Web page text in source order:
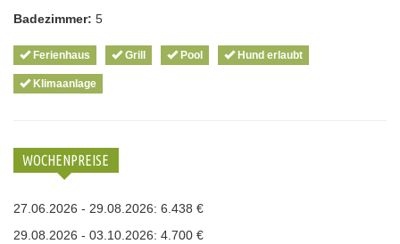
Badezimmer: 5
Ferienhaus Grill Pool Hund erlaubt
Klimaanlage
WOCHENPREISE
27.06.2026 - 29.08.2026: 6.438 €
29.08.2026 - 03.10.2026: 4.700 €